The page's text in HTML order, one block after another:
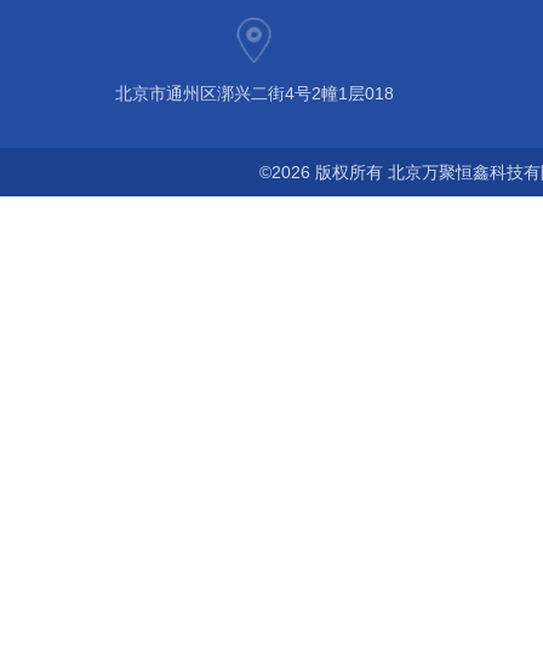
北京市通州区漷兴二街4号2幢1层018
©2026 版权所有 北京万聚恒鑫科技